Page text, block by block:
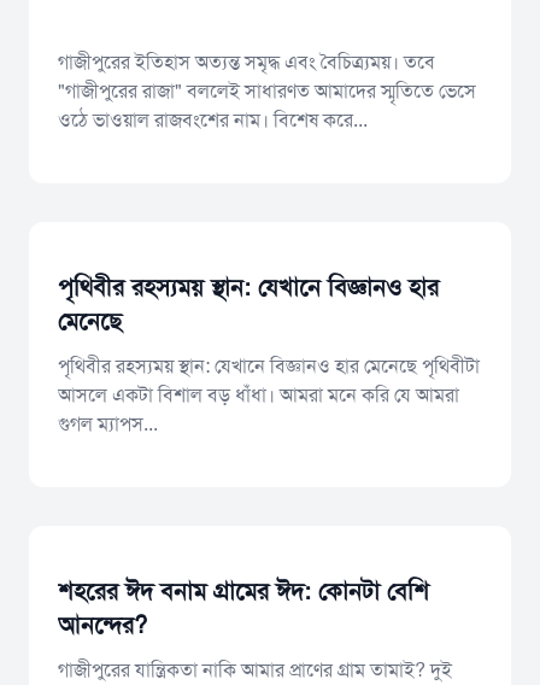
গাজীপুরের ইতিহাস অত্যন্ত সমৃদ্ধ এবং বৈচিত্র্যময়। তবে
"গাজীপুরের রাজা" বললেই সাধারণত আমাদের স্মৃতিতে ভেসে
ওঠে ভাওয়াল রাজবংশের নাম। বিশেষ করে...
পৃথিবীর রহস্যময় স্থান: যেখানে বিজ্ঞানও হার
মেনেছে
পৃথিবীর রহস্যময় স্থান: যেখানে বিজ্ঞানও হার মেনেছে ​পৃথিবীটা
আসলে একটা বিশাল বড় ধাঁধা। আমরা মনে করি যে আমরা
গুগল ম্যাপস...
শহরের ঈদ বনাম গ্রামের ঈদ: কোনটা বেশি
আনন্দের?
গাজীপুরের যান্ত্রিকতা নাকি আমার প্রাণের গ্রাম তামাই? দুই